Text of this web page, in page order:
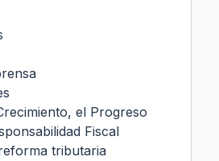
el Progreso
Fiscal
tributaria